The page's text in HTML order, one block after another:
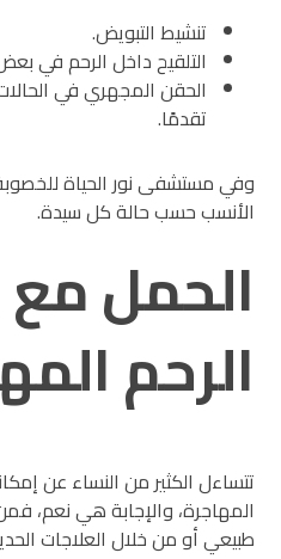
تنشيط التبويض.
التلقيح داخل الرحم في
الحقن المجهري في
تقدمًا.
وفي مستشفى نور الحياة للخصوبة
الأنسب حسب حالة كل سيدة.
الحمل مع
الرحم
تتساءل الكثير من النساء عن
المهاجرة، والإجابة هي نعم،
طبيعي أو من خلال العلاجات